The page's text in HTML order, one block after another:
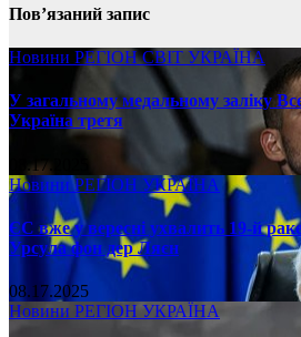
Пов’язаний запис
Новини РЕГІОНСВІТ УКРАЇНА
У загальному медальному заліку
Україна третя
08.17.2025
НовиниРЕГІОН УКРАЇНА
ЄС вже у вересні ухвалить 19-й
Урсула фон дер Ляєн
08.17.2025
Новини РЕГІОН УКРАЇНА